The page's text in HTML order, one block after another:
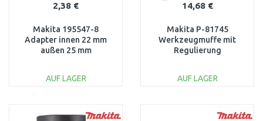
2,38 €
Makita 195547-8
Adapter innen 22 mm
außen 25 mm
AUF LAGER
14,68 €
Makita P-81745
Werkzeugmuffe mit
Regulierung
AUF LAGER